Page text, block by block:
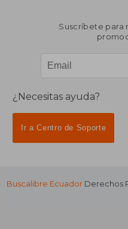
Suscríbete para
¿Necesitas ayuda?
Ir a Centro de Soporte
Buscalibre Ecuador Derechos